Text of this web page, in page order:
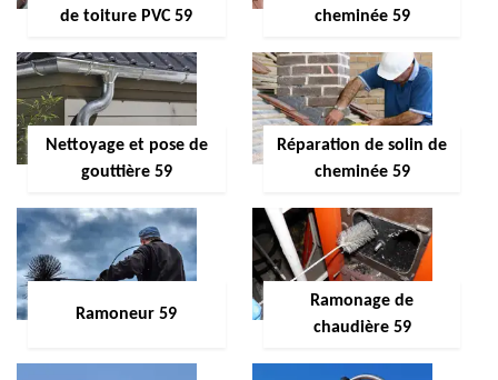
de toiture PVC 59
cheminée 59
Nettoyage et pose de
gouttière 59
Réparation de solin de
cheminée 59
Ramoneur 59
Ramonage de
chaudière 59